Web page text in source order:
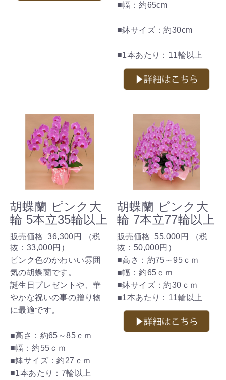
■幅：約65cm
■鉢サイズ：約30cm
■1本あたり：11輪以上
胡蝶蘭 ピンク大
輪 5本立35輪以上
販売価格 36,300円
（税
抜： 33,000円 ）
ピンク色のかわいい雰囲
気の胡蝶蘭です。
誕生日プレゼントや、華
やかな祝いの事の贈り物
に最適です。
■高さ：約65～85ｃｍ
■幅：約55ｃｍ
■鉢サイズ：約27ｃｍ
■1本あたり：7輪以上
胡蝶蘭 ピンク大
輪 7本立77輪以上
販売価格 55,000円
（税
抜： 50,000円 ）
■高さ：約75～95ｃｍ
■幅：約65ｃｍ
■鉢サイズ：約30ｃｍ
■1本あたり：11輪以上